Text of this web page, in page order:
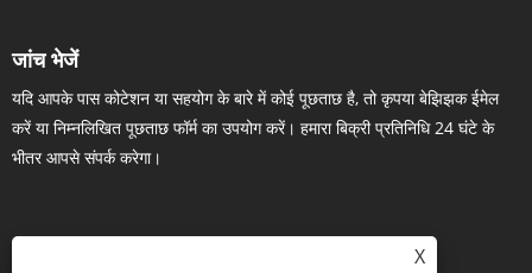
जांच भेजें
यदि आपके पास कोटेशन या सहयोग के बारे में कोई पूछताछ है, तो कृपया बेझिझक ईमेल
करें या निम्नलिखित पूछताछ फॉर्म का उपयोग करें। हमारा बिक्री प्रतिनिधि 24 घंटे के
भीतर आपसे संपर्क करेगा।
X